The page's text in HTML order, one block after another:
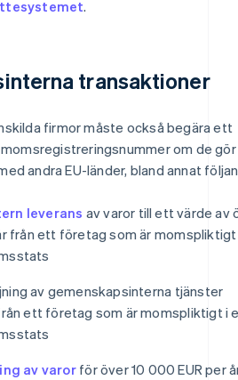
.
transaktioner
firmor måste också begära ett
om de gör
andra EU-länder, bland annat
leverans av varor till ett värde av
från ett företag som är momspliktigt
av gemenskapsinterna tjänster
ett företag som är momspliktigt i
av varorför över 10 000 EUR per